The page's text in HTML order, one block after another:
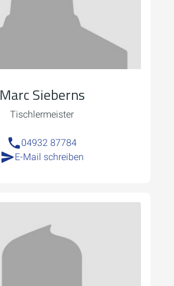
Marc Sieberns
Tischlermeister
04932 87784
E-Mail schreiben